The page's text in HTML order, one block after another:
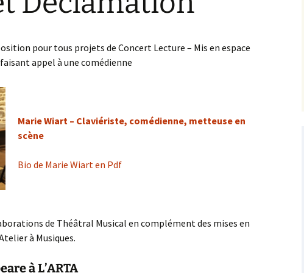
Explorations
Pluridisciplinaires
Improvisation libre
Parcours Découverte –
Cours et Ateliers
pour tous projets de Concert Lecture – Mis en espace
appel à une comédienne
Marie Wiart – Claviériste, comédienne, metteuse en
scène
Bio de Marie Wiart en Pdf
de Théâtral Musical en complément des mises en
à Musiques.
à L’ARTA